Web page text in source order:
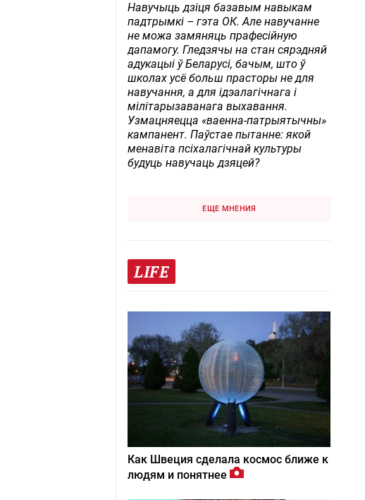
Навучыць дзіця базавым навыкам
падтрымкі – гэта ОК. Але навучанне
не можа замяняць прафесійную
дапамогу. Гледзячы на стан сярэдняй
адукацыі ў Беларусі, бачым, што ў
школах усё больш прасторы не для
навучання, а для ідэалагічнага і
мілітарызаванага выхавання.
Узмацняецца «ваенна-патрыятычны»
кампанент. Паўстае пытанне: якой
менавіта псіхалагічнай культуры
будуць навучаць дзяцей?
ЕЩЕ МНЕНИЯ
LIFE
Как Швеция сделала космос ближе к
людям и понятнее